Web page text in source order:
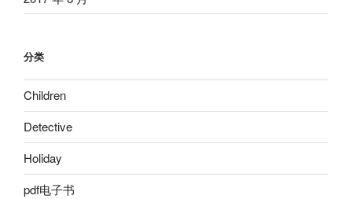
分类
Children
Detective
Holiday
pdf电子书